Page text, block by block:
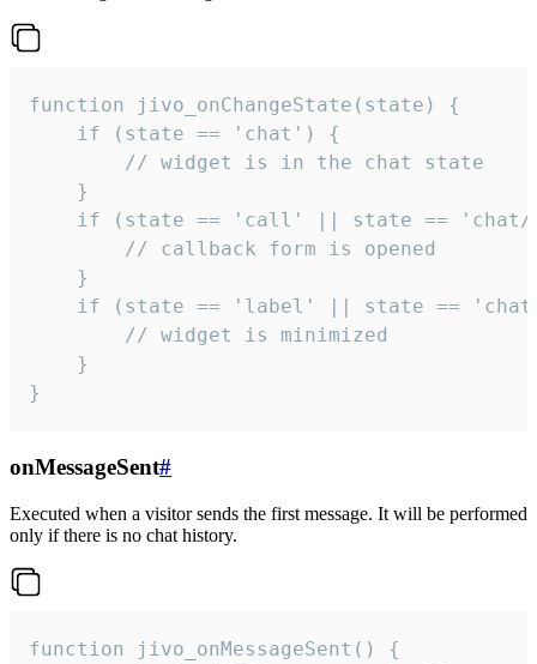
function jivo_onChangeState(state) {
    if (state == 'chat') {
        // widget is in the chat state
    }
if (state == 'call' || state ==
        // callback form is opened
    }
if (state == 'label' || state ==
        // widget is minimized
    }
}
onMessageSent#
Executed when a visitor sends the first message. It will be performed
only if there is no chat history.
function jivo_onMessageSent() {